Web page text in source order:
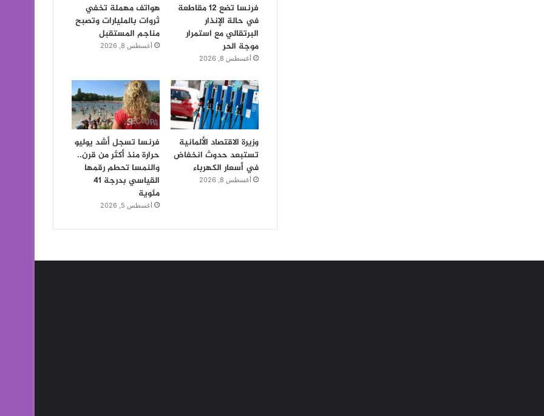
فرنسا تضع 12 مقاطعة
في حالة الإنذار
البرتقالي مع استمرار
موجة الحر
أغسطس 8, 2026
هواتف مهملة تخفي
ثروات بالمليارات وتصبح
مناجم المستقبل
أغسطس 8, 2026
وزيرة الاقتصاد الألمانية
تستبعد حدوث انخفاض
في أسعار الكهرباء
أغسطس 8, 2026
فرنسا تسجل أشد يوليو
حرارة منذ أكثر من قرن..
والنمسا تحطم رقمها
القياسي بدرجة 41
مئوية
أغسطس 5, 2026